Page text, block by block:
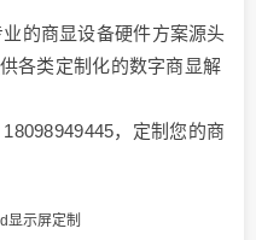
的商显设备硬件方案源头
各类定制化的数字商显解
，定制您的商
显示屏定制